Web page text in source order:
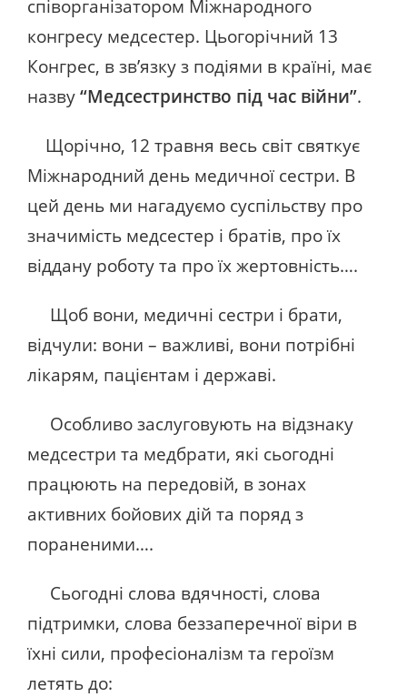
співорганізатором Міжнародного
конгресу медсестер. Цьогорічний 13
Конгрес, в зв’язку з подіями в країні, має
назву “Медсестринство під час війни”.
Щорічно, 12 травня весь світ святкує
Міжнародний день медичної сестри. В
цей день ми нагадуємо суспільству про
значимість медсестер і братів, про їх
віддану роботу та про їх жертовність….
Щоб вони, медичні сестри і брати,
відчули: вони – важливі, вони потрібні
лікарям, пацієнтам і державі.
Особливо заслуговують на відзнаку
медсестри та медбрати, які сьогодні
працюють на передовій, в зонах
активних бойових дій та поряд з
пораненими….
Сьогодні слова вдячності, слова
підтримки, слова беззаперечної віри в
їхні сили, професіоналізм та героїзм
летять до: